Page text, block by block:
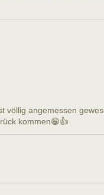
völlig angemessen
kommen😁👍